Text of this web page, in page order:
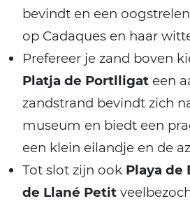
bevindt en een
op Cadaques en haar
Prefereer je zand boven
Platja de Portlligat een
zandstrand bevindt zich
museum en biedt een
een klein eilandje en de
Tot slot zijn ook Playa de
de Llané Petit